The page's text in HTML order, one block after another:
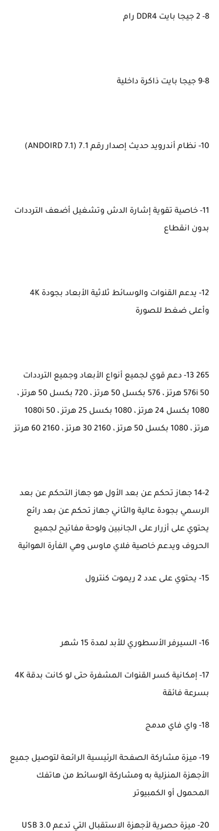
8- 2 جيجا بايت DDR4 رام
9-8 جيجا بايت ذاكرة داخلية
10- نظام أندرويد حديث إصدار رقم 7.1 (ANDOIRD 7.1)
11- خاصية تقوية إشارة الدش وتشغيل أضعف الترددات
بدون انقطاع
12- يدعم القنوات والوسائط ثلاثية الأبعاد بجودة 4K
وأعلى ضغط للصورة
265 13- دعم قوي لجميع أنواع الأبعاد وجميع الترددات
576i 50 هرتز ، 576 بكسل 50 هرتز ، 720 بكسل 50 هرتز ،
1080 بكسل 24 هرتز ، 1080 بكسل 25 هرتز ، 1080i 50
هرتز ، 1080 بكسل 50 هرتز ، 2160 30 هرتز ، 2160 60 هرتز
14-2 جهاز تحكم عن بعد الأول هو جهاز التحكم عن بعد
الرسمي بجودة عالية والثاني جهاز تحكم عن بعد رائع
يحتوي على أزرار على الجانبين ولوحة مفاتيح لجميع
الحروف ويدعم خاصية فلاي ماوس وهي الفأرة الهوائية
15- يحتوي على عدد 2 ريموت كنترول
16- السيرفر الأسطوري للأبد لمدة 15 شهر
17- إمكانية كسر القنوات المشفرة حتى لو كانت بدقة 4K
بسرعة فائقة
18- واي فاي مدمج
19- ميزة مشاركة الصفحة الرئيسية الرائعة لتوصيل جميع
الأجهزة المنزلية به ومشاركة الوسائط من هاتفك
المحمول أو الكمبيوتر
20- ميزة حصرية لأجهزة الاستقبال التي تدعم USB 3.0